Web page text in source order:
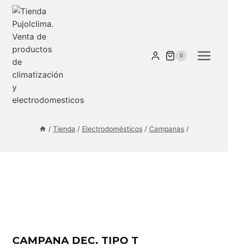
Saltar
contenido
0
/ Tienda / Electrodomésticos / Campanas /
CAMPANA DEC. TIPO T